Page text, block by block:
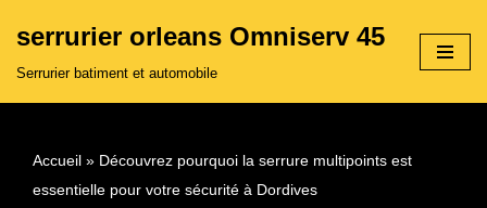
serrurier orleans Omniserv 45
Serrurier batiment et automobile
Accueil » Découvrez pourquoi la serrure multipoints est
essentielle pour votre sécurité à Dordives